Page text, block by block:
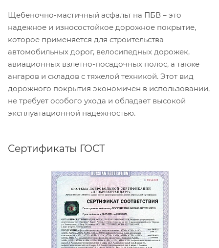
Щебеночно-мастичный асфальт на ПБВ – это
надежное и износостойкое дорожное покрытие,
которое применяется для строительства
автомобильных дорог, велосипедных дорожек,
авиационных взлетно-посадочных полос, а также
ангаров и складов с тяжелой техникой. Этот вид
дорожного покрытия экономичен в использовании,
не требует особого ухода и обладает высокой
эксплуатационной надежностью.
Сертификаты ГОСТ